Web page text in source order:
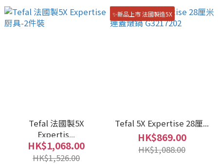
Tefal 法國製5X
Expertis...
HK$1,068.00
HK$1,526.00
✨新品上市 法國製造5X
Tefal 5X Expertise 28厘...
HK$869.00
HK$1,088.00